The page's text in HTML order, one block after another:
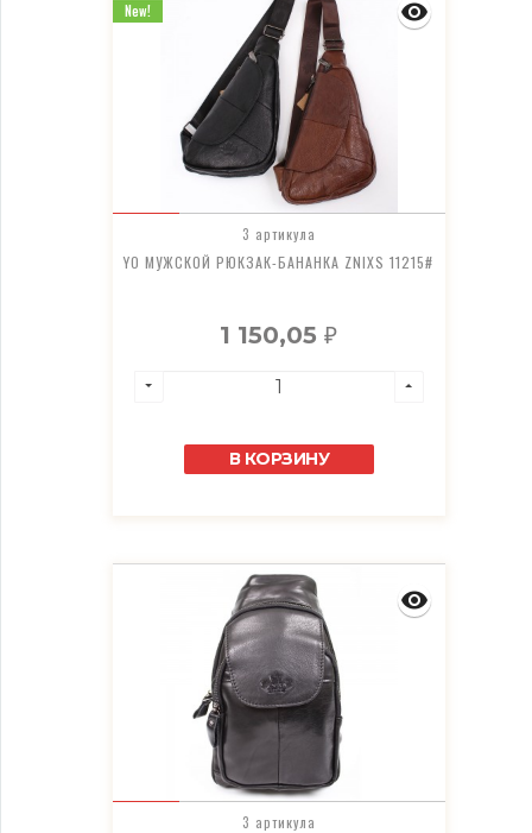
3 артикула
YO МУЖСКОЙ РЮКЗАК-БАНАНКА ZNIXS 11215#
1 150,05₽
В КОРЗИНУ
New!
3 артикула